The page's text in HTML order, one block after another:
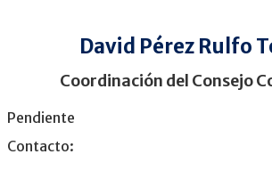
David Pérez Rulfo
Coordinación del Consejo
Pendiente
Contacto: